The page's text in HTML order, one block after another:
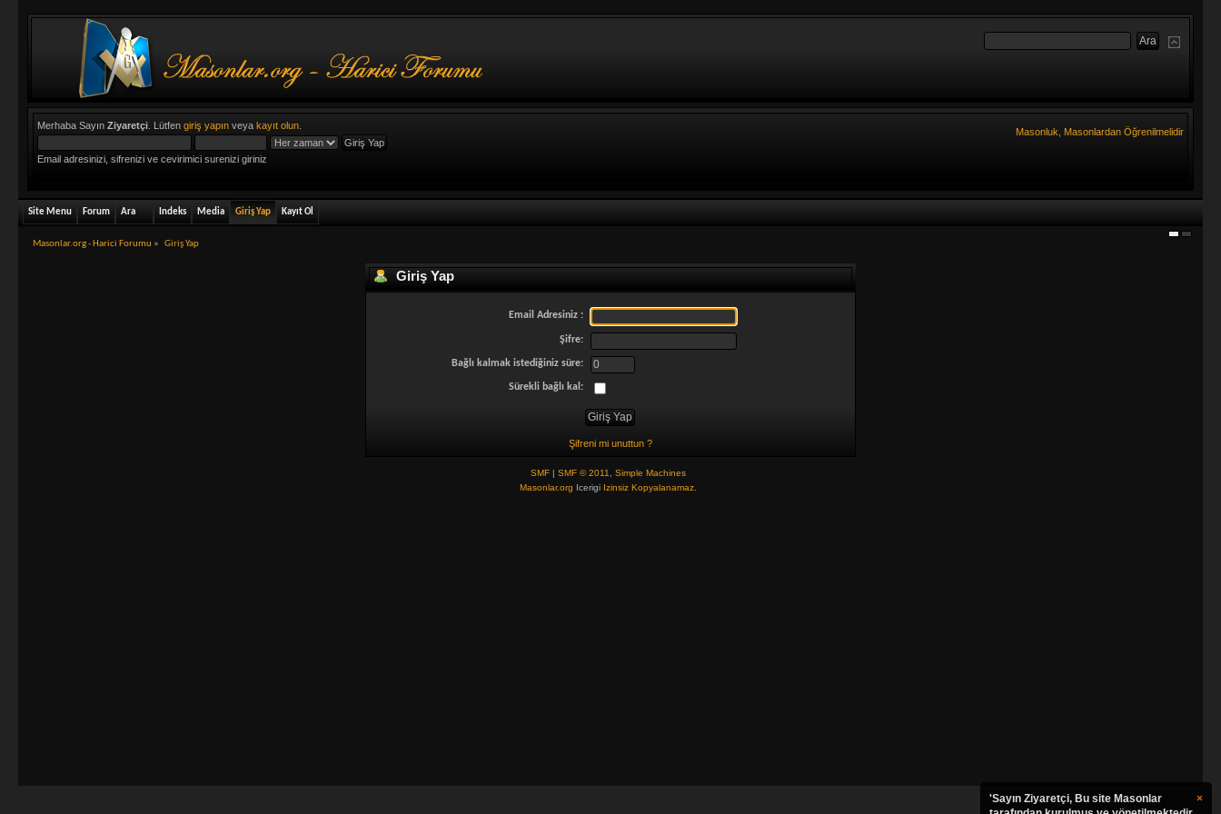
Merhaba SayınZiyaretçi . Lütfengiriş yapın veyakayıt olun
Email adresinizi, sifrenizi ve cevirimici surenizi giriniz
Masonluk, Masonlardan Öğrenilmelidir
Site Menu Forum Ara Indeks Media Giriş Yap Kayıt Ol
Masonlar.org - Harici Forumu » Giriş Yap
Giriş Yap
Email Adresiniz :
Şifre:
Bağlı kalmak istediğiniz süre:
Sürekli bağlı kal:
Şifreni mi unuttun ?
SMF| SMF © 2011
Simple Machines
Masonlar.org Icerigi Izinsiz Kopyalanamaz.
×
'Sayın Ziyaretçi, Bu site Masonlar